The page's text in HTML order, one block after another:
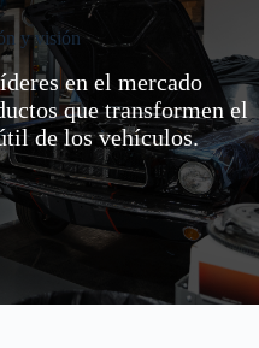
y visión
en el mercado
que transformen el
de los vehículos.